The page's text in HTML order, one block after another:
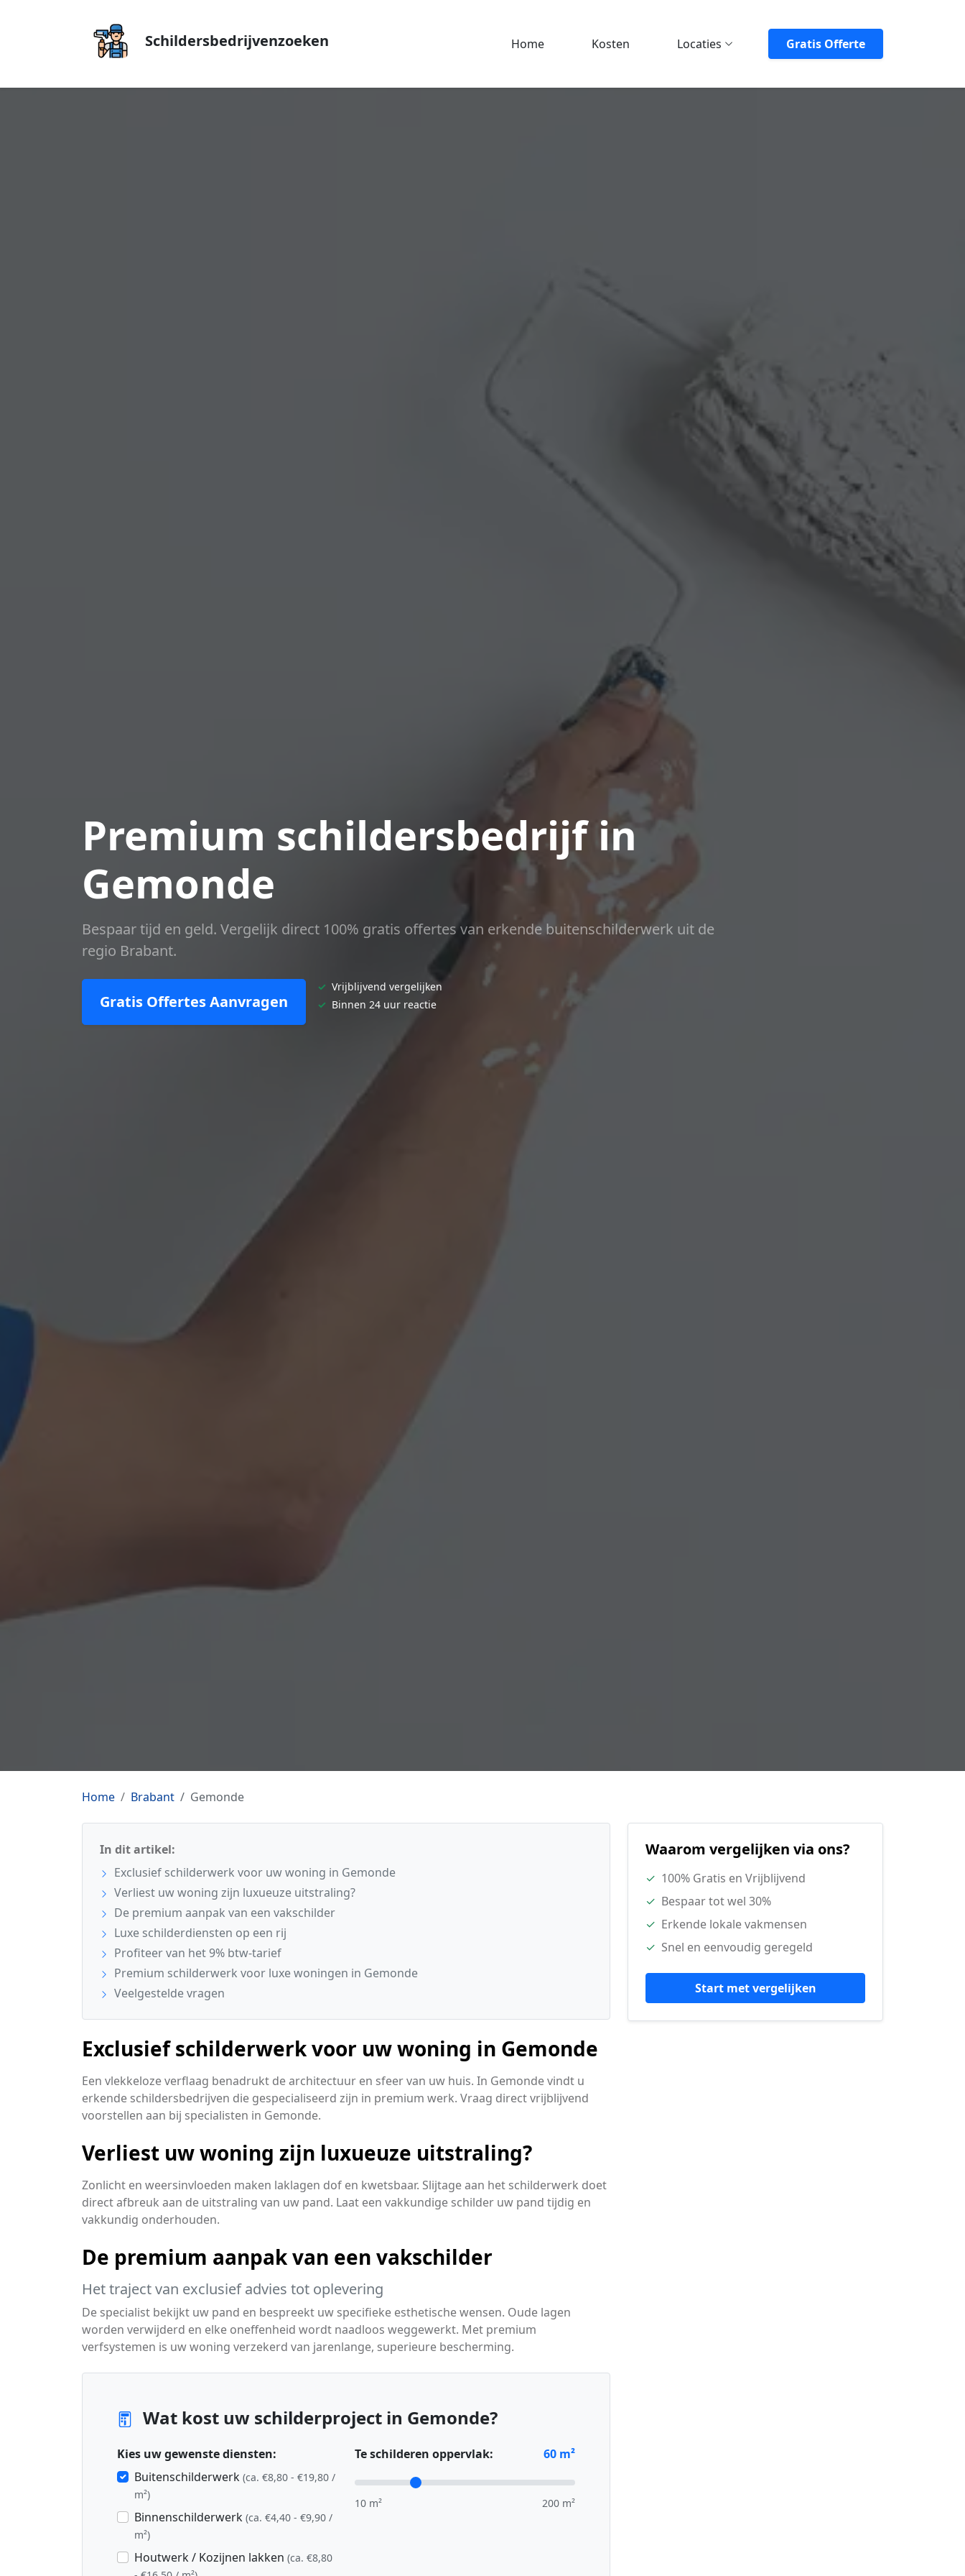
Schildersbedrijvenzoeken Home Kosten Locaties Gratis Offerte
Premium schildersbedrijf in
Gemonde
Bespaar tijd en geld. Vergelijk direct 100% gratis offertes van erkende buitenschilderwerk uit de
regio Brabant.
Gratis Offertes Aanvragen
✓ Vrijblijvend vergelijken
✓ Binnen 24 uur reactie
Home Brabant Gemonde
In dit artikel:
Exclusief schilderwerk voor uw woning in Gemonde
Verliest uw woning zijn luxueuze uitstraling?
De premium aanpak van een vakschilder
Luxe schilderdiensten op een rij
Profiteer van het 9% btw-tarief
Premium schilderwerk voor luxe woningen in Gemonde
Veelgestelde vragen
Exclusief schilderwerk voor uw woning in Gemonde
Een vlekkeloze verflaag benadrukt de architectuur en sfeer van uw huis. In Gemonde vindt u
erkende schildersbedrijven die gespecialiseerd zijn in premium werk. Vraag direct vrijblijvend
voorstellen aan bij specialisten in Gemonde.
Verliest uw woning zijn luxueuze uitstraling?
Zonlicht en weersinvloeden maken laklagen dof en kwetsbaar. Slijtage aan het schilderwerk doet
direct afbreuk aan de uitstraling van uw pand. Laat een vakkundige schilder uw pand tijdig en
vakkundig onderhouden.
De premium aanpak van een vakschilder
Het traject van exclusief advies tot oplevering
De specialist bekijkt uw pand en bespreekt uw specifieke esthetische wensen. Oude lagen
worden verwijderd en elke oneffenheid wordt naadloos weggewerkt. Met premium
verfsystemen is uw woning verzekerd van jarenlange, superieure bescherming.
Wat kost uw schilderproject in Gemonde?
Kies uw gewenste diensten:
Buitenschilderwerk (ca. €8,80 - €19,80 /
m²)
Binnenschilderwerk (ca. €4,40 - €9,90 /
m²)
Houtwerk / Kozijnen lakken (ca. €8,80
Te schilderen oppervlak: 60 m²
10 m² 200 m²
Waarom vergelijken via ons?
✓ 100% Gratis en Vrijblijvend
✓ Bespaar tot wel 30%
✓ Erkende lokale vakmensen
✓ Snel en eenvoudig geregeld
Start met vergelijken